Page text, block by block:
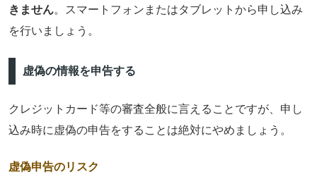
きません。スマートフォンまたはタブレットから申し込み
を行いましょう。
虚偽の情報を申告する
クレジットカード等の審査全般に言えることですが、申し
込み時に虚偽の申告をすることは絶対にやめましょう。
虚偽申告のリスク